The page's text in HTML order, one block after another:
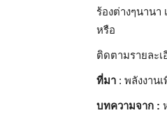
ร้องต่างๆนานา
หรือ
ติดตามรายละ
ที่มา : พลังงาน
บทความจาก :